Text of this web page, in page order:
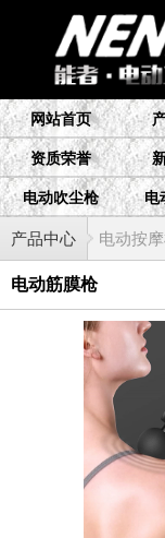
网站首页
资质荣誉
电动吹尘枪 电
产品中心 电动按
电动筋膜枪